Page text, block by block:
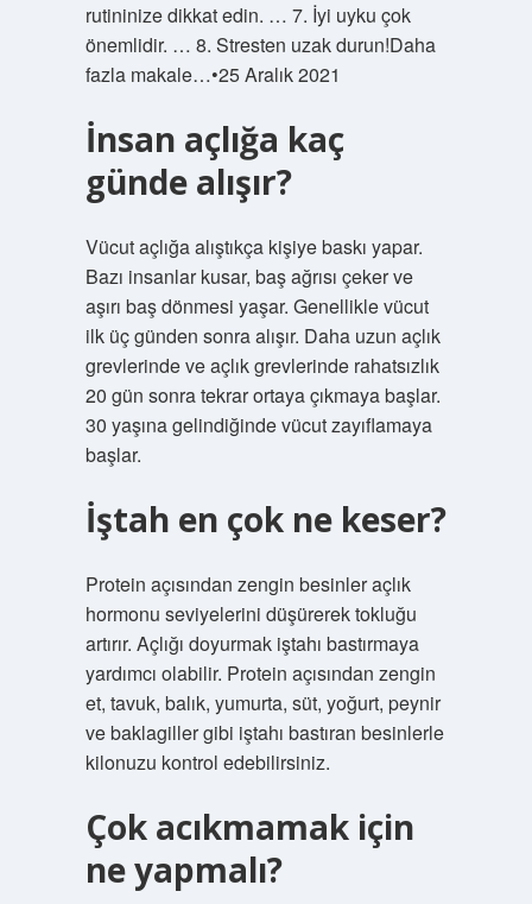
rutininize dikkat edin. … 7. İyi uyku çok
önemlidir. … 8. Stresten uzak durun!Daha
fazla makale…•25 Aralık 2021
İnsan açlığa kaç
günde alışır?
Vücut açlığa alıştıkça kişiye baskı yapar.
Bazı insanlar kusar, baş ağrısı çeker ve
aşırı baş dönmesi yaşar. Genellikle vücut
ilk üç günden sonra alışır. Daha uzun açlık
grevlerinde ve açlık grevlerinde rahatsızlık
20 gün sonra tekrar ortaya çıkmaya başlar.
30 yaşına gelindiğinde vücut zayıflamaya
başlar.
İştah en çok ne keser?
Protein açısından zengin besinler açlık
hormonu seviyelerini düşürerek tokluğu
artırır. Açlığı doyurmak iştahı bastırmaya
yardımcı olabilir. Protein açısından zengin
et, tavuk, balık, yumurta, süt, yoğurt, peynir
ve baklagiller gibi iştahı bastıran besinlerle
kilonuzu kontrol edebilirsiniz.
Çok acıkmamak için
ne yapmalı?